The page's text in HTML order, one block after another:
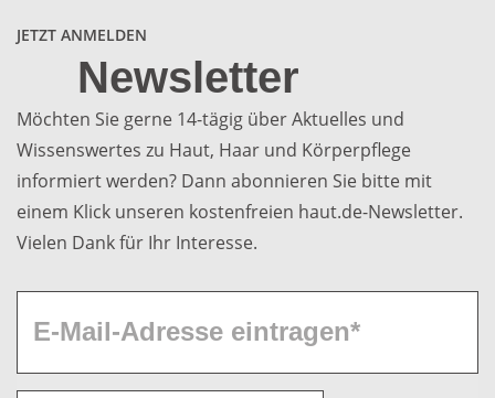
JETZT ANMELDEN
Newsletter
Möchten Sie gerne 14-tägig über Aktuelles und
Wissenswertes zu Haut, Haar und Körperpflege
informiert werden? Dann abonnieren Sie bitte mit
einem Klick unseren kostenfreien haut.de-Newsletter.
Vielen Dank für Ihr Interesse.